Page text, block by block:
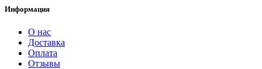
Информация
О нас
Доставка
Оплата
Отзывы